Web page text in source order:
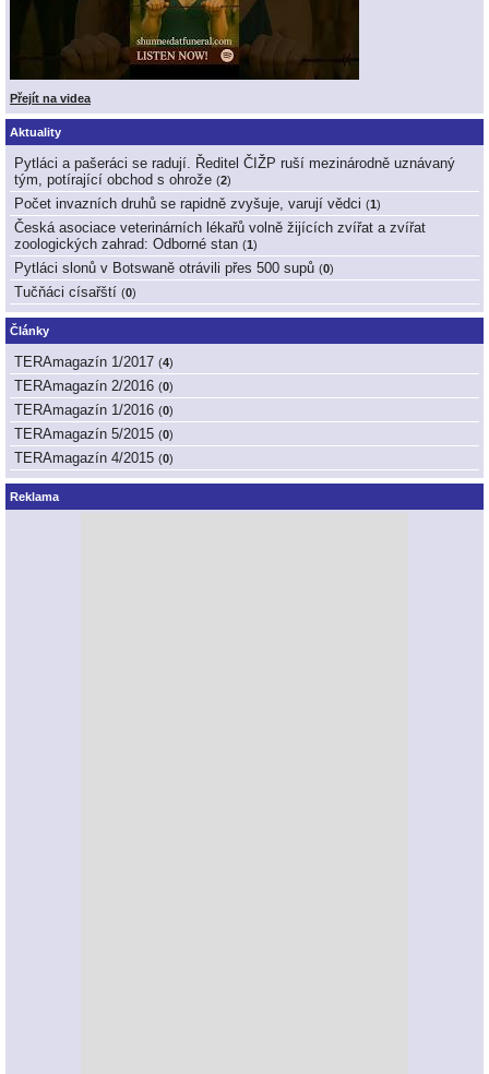
Přejít na videa
Aktuality
Pytláci a pašeráci se radují. Ředitel ČIŽP ruší mezinárodně uznávaný
tým, potírající obchod s ohrože (2)
Počet invazních druhů se rapidně zvyšuje, varují vědci (1 )
Česká asociace veterinárních lékařů volně žijících zvířat a zvířat
zoologických zahrad: Odborné stan (1 )
Pytláci slonů v Botswaně otrávili přes 500 supů (0)
Tučňáci císařští (0)
Články
TERAmagazín 1/2017 (4)
TERAmagazín 2/2016 (0)
TERAmagazín 1/2016 (0)
TERAmagazín 5/2015 (0)
TERAmagazín 4/2015 (0)
Reklama